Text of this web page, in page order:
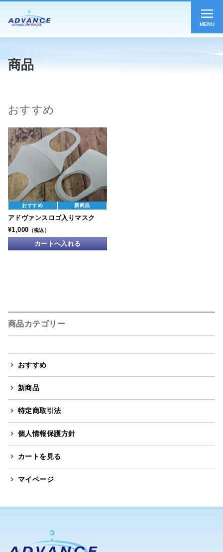
MENU
商品
おすすめ
おすすめ 新商品
アドヴァンスロゴ入りマスク
¥1,000 （税込）
商品カテゴリー
おすすめ
新商品
特定商取引法
個人情報保護方針
カートを見る
マイページ